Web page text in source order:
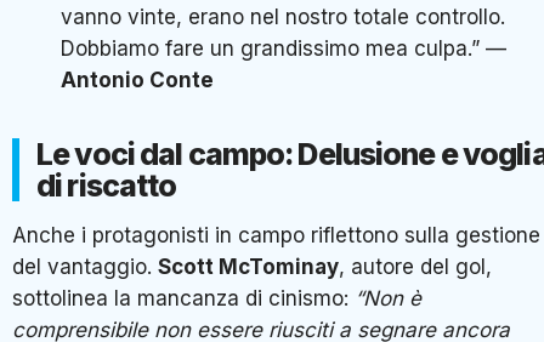
vanno vinte, erano nel nostro totale controllo.
Dobbiamo fare un grandissimo mea culpa.” —
Antonio Conte
Le voci dal campo: Delusione e
di riscatto
Anche i protagonisti in campo riflettono sulla gestione
del vantaggio. Scott McTominay, autore del gol,
sottolinea la mancanza di cinismo: “Non è
comprensibile non essere riusciti a segnare ancora